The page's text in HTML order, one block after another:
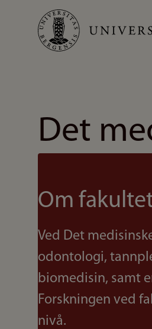
Hopp
Det
Om
Ved Det
odontologi,
biomedisin, samt
Forskningen ved
nivå.